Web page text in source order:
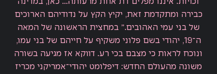
כבירה ומתקדמת זאת, יקיץ הקץ על נדודיהם הארוכים
של בני עמי האהובים.״ במחצית הראשונה של המאה
ה־19, יהודי בשם פלוני משקיף על חייהם של בני עמו,
ונוכח לראות כי מצבם בכי רע. דווקא אז מגיעה בשורה
משונה מהעולם החדש: דיפלומט יהודי־אמריקני מכריז